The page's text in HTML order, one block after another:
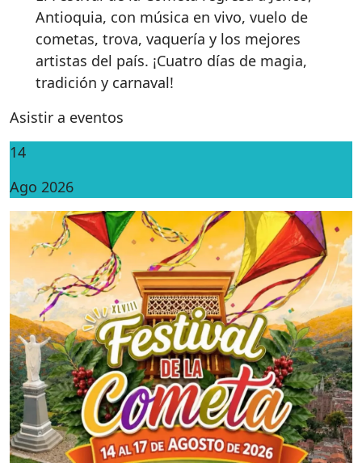
Antioquia, con música en vivo, vuelo de
cometas, trova, vaquería y los mejores
artistas del país. ¡Cuatro días de magia,
tradición y carnaval!
Asistir a eventos
14
Ago 2026